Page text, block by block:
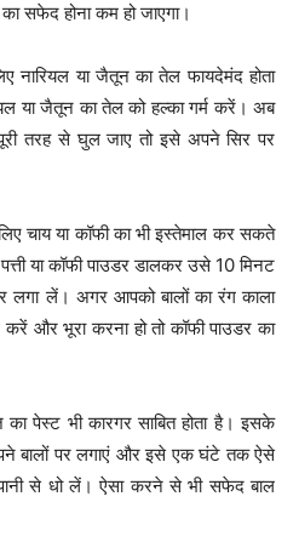
सफेद होना कम हो जाएगा।
नारियल या जैतून का तेल फायदेमंद होता
या जैतून का तेल को हल्का गर्म करें। अब
तरह से घुल जाए तो इसे अपने सिर पर
चाय या कॉफी का भी इस्तेमाल कर सकते
या कॉफी पाउडर डालकर उसे 10 मिनट
लें। अगर आपको बालों का रंग काला
करें और भूरा करना हो तो कॉफी पाउडर का
का पेस्ट भी कारगर साबित होता है। इसके
बालों पर लगाएं और इसे एक घंटे तक ऐसे
से धो लें। ऐसा करने से भी सफेद बाल